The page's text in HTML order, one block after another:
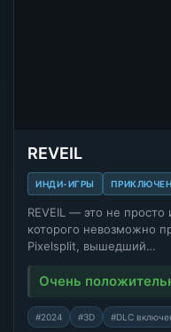
REVEIL
ИНДИ-ИГРЫ
REVEIL — это не
которого невозможно
Pixelsplit, вышедший…
Очень
#2024 #3D #DLC